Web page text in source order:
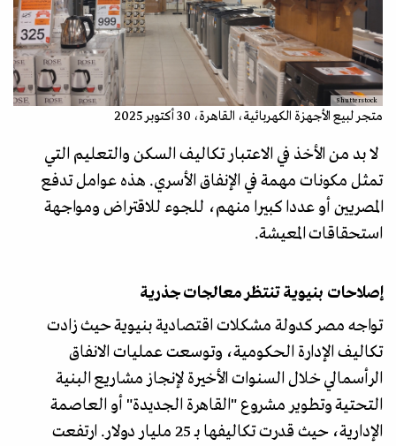
Shutterstock
متجر لبيع الأجهزة الكهربائية، القاهرة، 30 أكتوبر 2025
لا بد من الأخذ في الاعتبار تكاليف السكن والتعليم التي
تمثل مكونات مهمة في الإنفاق الأسري. هذه عوامل تدفع
المصريين أو عددا كبيرا منهم، للجوء للاقتراض ومواجهة
استحقاقات المعيشة.
إصلاحات بنيوية تنتظر معالجات جذرية
تواجه مصر كدولة مشكلات اقتصادية بنيوية حيث زادت
تكاليف الإدارة الحكومية، وتوسعت عمليات الانفاق
الرأسمالي خلال السنوات الأخيرة لإنجاز مشاريع البنية
التحتية وتطوير مشروع "القاهرة الجديدة" أو العاصمة
الإدارية، حيث قدرت تكاليفها بـ 25 مليار دولار. ارتفعت